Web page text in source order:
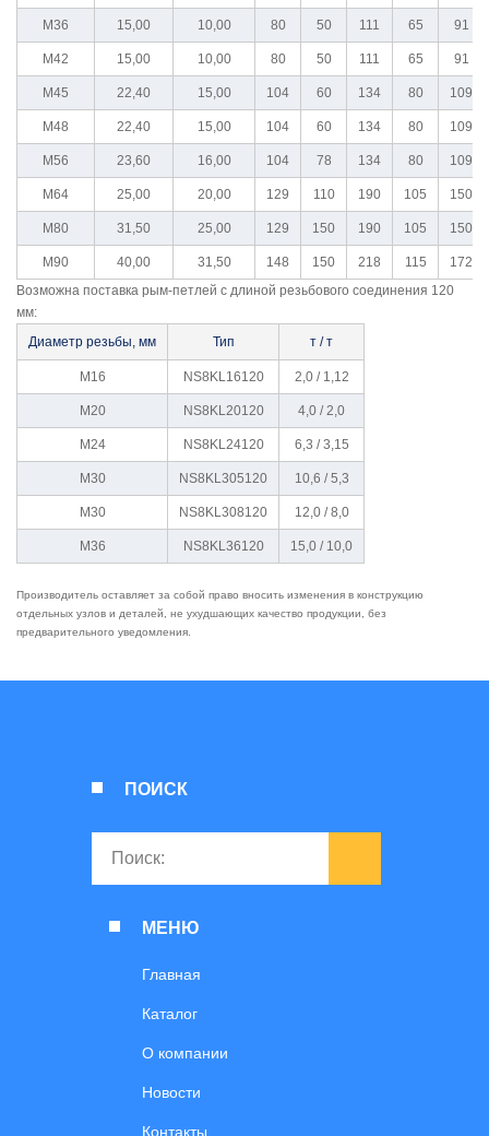
M36 15,00 10,00 80 50 111 65 91
M42 15,00 10,00 80 50 111 65 91
M45 22,40 15,00 104 60 134 80 109
M48 22,40 15,00 104 60 134 80 109
M56 23,60 16,00 104 78 134 80 109
M64 25,00 20,00 129 110 190 105 150
M80 31,50 25,00 129 150 190 105 150
M90 40,00 31,50 148 150 218 115
172
Возможна поставка рым-петлей с длиной резьбового соединения 120
мм:
Диаметр резьбы, мм
Тип т / т
М16 NS8KL16120 2,0 / 1,12
М20 NS8KL20120 4,0 / 2,0
M24 NS8KL24120 6,3 / 3,15
M30 NS8KL305120 10,6 / 5,3
M30 NS8KL308120 12,0 / 8,0
M36 NS8KL36120 15,0 / 10,0
Производитель оставляет за собой право вносить изменения в конструкцию
отдельных узлов и деталей, не ухудшающих качество продукции, без
предварительного уведомления.
ПОИСК
МЕНЮ
Главная
Каталог
О компании
Новости
Контакты